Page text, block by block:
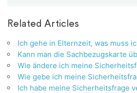
Related Articles
Ich gehe in Elternzeit, was muss
Kann man die Sachbezugskarte
Wie ändere ich meine
Wie gebe ich meine
Ich habe meine Sicherheitsfrage